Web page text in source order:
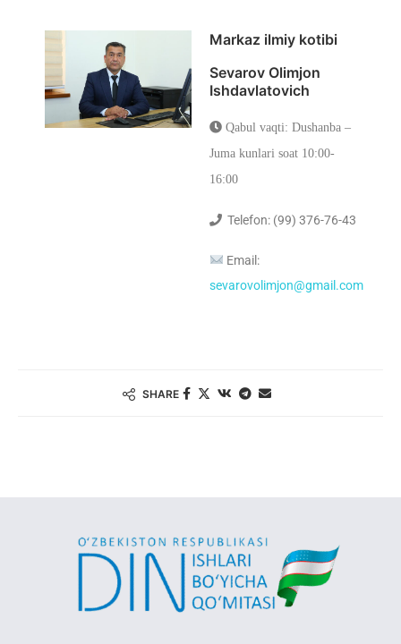
Markaz ilmiy kotibi
Sevarov Olimjon
Ishdavlatovich
Qabul vaqti: Dushanba –
Juma kunlari soat 10:00-
16:00
Telefon: (99) 376-76-43
Email:
sevarovolimjon@gmail.com
SHARE